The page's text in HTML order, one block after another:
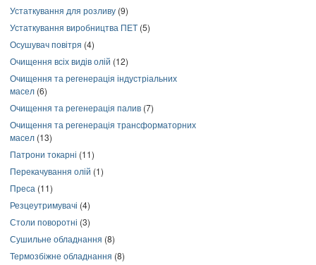
Устаткування для розливу (9)
Устаткування виробництва ПЕТ (5)
Осушувач повітря (4)
Очищення всіх видів олій (12)
Очищення та регенерація індустріальних
масел (6)
Очищення та регенерація палив (7)
Очищення та регенерація трансформаторних
масел (13)
Патрони токарні (11)
Перекачування олій (1)
Преса (11)
Резцеутримувачі (4)
Столи поворотні (3)
Сушильне обладнання (8)
Термозбіжне обладнання (8)